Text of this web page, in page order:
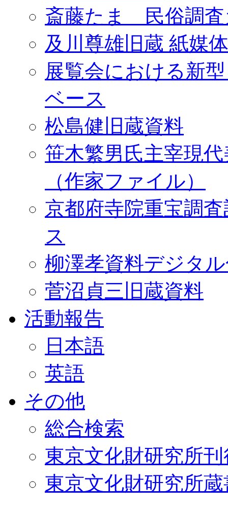
斎藤たま 民俗調査
及川尊雄旧蔵 紙媒
展覧会における新
ベース
松島健旧蔵資料
笹木繁男氏主宰現
（作家ファイル）
京都府寺院重宝調
ス
柳澤孝資料デジタ
菅沼貞三旧蔵資料
活動報告
日本語
英語
その他
総合検索
東京文化財研究所
東京文化財研究所